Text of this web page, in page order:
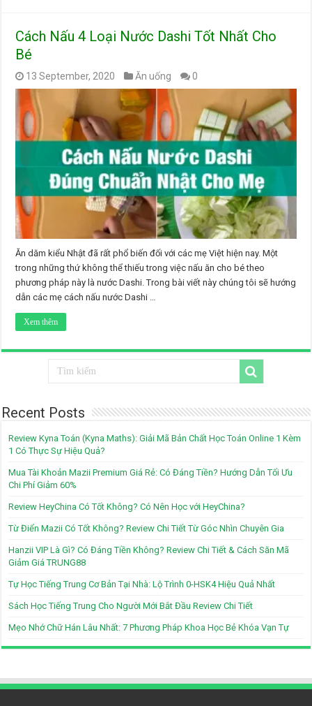
Cách Nấu 4 Loại Nước Dashi Tốt Nhất Cho
Bé
13 September, 2020 Ăn uống 0
Ăn dăm kiểu Nhật đã rất phổ biến đối với các mẹ Việt hiện nay. Một
trong những thứ không thể thiếu trong việc nấu ăn cho bé theo
phương pháp này là nước Dashi. Trong bài viết này chúng tôi sẽ hướng
dẫn các mẹ cách nấu nước Dashi …
Xem thêm
Recent Posts
Review Kyna Toán (Kyna Maths): Giải Mã Bản Chất Học Toán Online 1 Kèm
1 Có Thực Sự Hiệu Quả?
Mua Tài Khoản Mazii Premium Giá Rẻ: Có Đáng Tiền? Hướng Dẫn Tối Ưu
Chi Phí Giảm 60%
Review HeyChina Có Tốt Không? Có Nên Học với HeyChina?
Từ Điển Mazii Có Tốt Không? Review Chi Tiết Từ Góc Nhìn Chuyên Gia
Hanzii VIP Là Gì? Có Đáng Tiền Không? Review Chi Tiết & Cách Săn Mã
Giảm Giá TRUNG88
Tự Học Tiếng Trung Cơ Bản Tại Nhà: Lộ Trình 0-HSK4 Hiệu Quả Nhất
Sách Học Tiếng Trung Cho Người Mới Bắt Đầu Review Chi Tiết
Mẹo Nhớ Chữ Hán Lâu Nhất: 7 Phương Pháp Khoa Học Bẻ Khóa Vạn Tự